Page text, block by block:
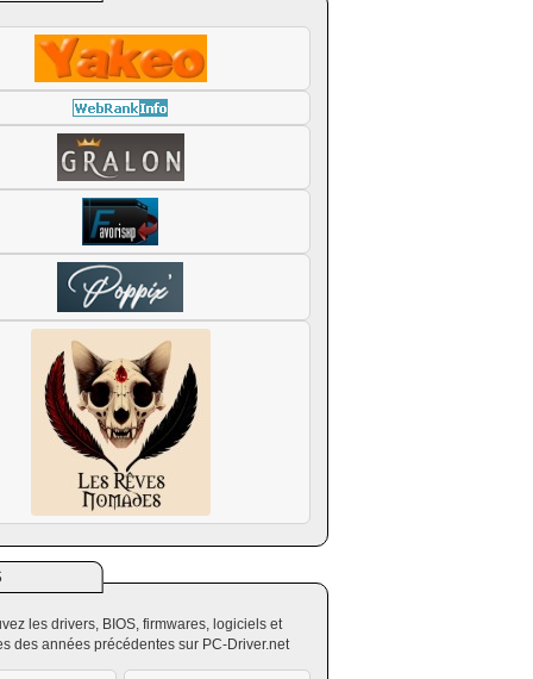
les drivers, BIOS, firmwares, logiciels et
des années précédentes sur PC-Driver.net